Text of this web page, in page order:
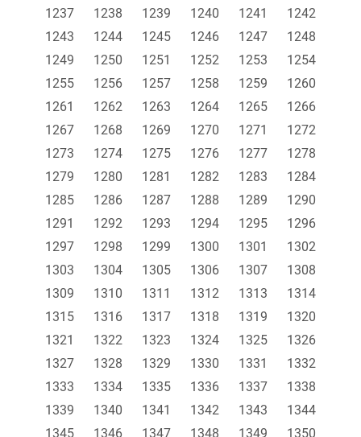
1237
1238 1239 1240 1241
1242
1243
1244 1245 1246 1247
1248
1249
1250 1251 1252 1253
1254
1255
1256 1257 1258 1259
1260
1261
1262 1263 1264 1265
1266
1267
1268 1269 1270 1271
1272
1273
1274 1275 1276 1277
1278
1279
1280 1281 1282 1283
1284
1285
1286 1287 1288 1289
1290
1291
1292 1293 1294 1295
1296
1297
1298 1299 1300 1301
1302
1303
1304 1305 1306 1307
1308
1309
1310 1311 1312 1313
1314
1315
1316 1317 1318 1319
1320
1321
1322 1323 1324 1325
1326
1327
1328 1329 1330 1331
1332
1333
1334 1335 1336 1337
1338
1339
1340 1341 1342 1343
1344
1345
1346 1347 1348 1349
1350